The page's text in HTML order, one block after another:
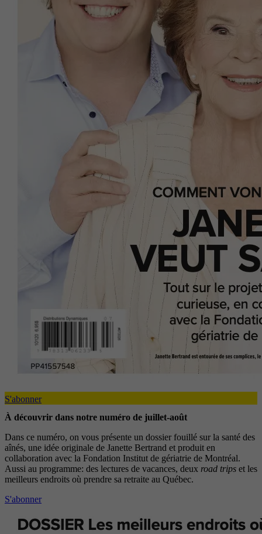
S'abonner
À découvrir dans notre numéro de juillet-août
Dans ce numéro, on vous présente un dossier fouillé sur la santé des
aînés, une idée originale de Janette Bertrand et produit en
collaboration avec la Fondation Institut de gériatrie de Montréal.
Aussi au programme: des lectures de vacances, deux road trips et les
meilleurs endroits où prendre sa retraite au Québec.
S'abonner